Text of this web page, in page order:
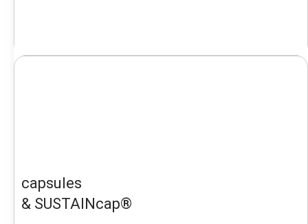
capsules
& SUSTAINcap®